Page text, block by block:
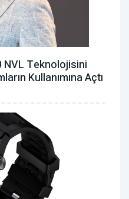
NVL Teknolojisini
Kullanımına Açtı